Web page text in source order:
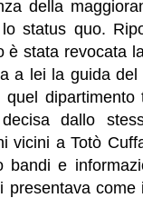
della
status quo.
stata revocata
a lei la guida del
dipartimento
dallo
vicini a Totò
e
presentava